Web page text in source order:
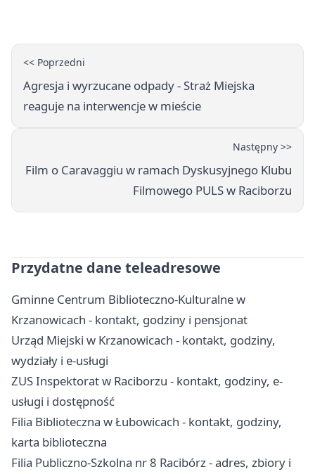
<< Poprzedni
Agresja i wyrzucane odpady - Straż Miejska
reaguje na interwencje w mieście
Następny >>
Film o Caravaggiu w ramach Dyskusyjnego Klubu
Filmowego PULS w Raciborzu
Przydatne dane teleadresowe
Gminne Centrum Biblioteczno-Kulturalne w
Krzanowicach - kontakt, godziny i pensjonat
Urząd Miejski w Krzanowicach - kontakt, godziny,
wydziały i e-usługi
ZUS Inspektorat w Raciborzu - kontakt, godziny, e-
usługi i dostępność
Filia Biblioteczna w Łubowicach - kontakt, godziny,
karta biblioteczna
Filia Publiczno-Szkolna nr 8 Racibórz - adres, zbiory i